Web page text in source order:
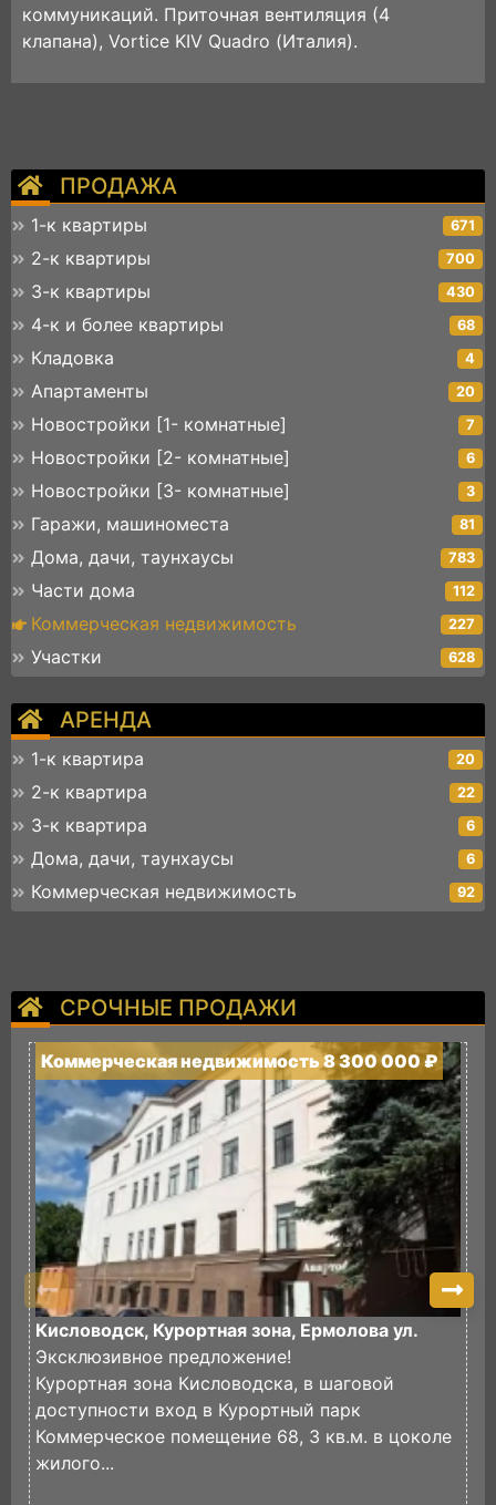
ПРОДАЖА
1-к квартиры 671
2-к квартиры 700
3-к квартиры 430
4-к и более квартиры 68
Кладовка 4
Апартаменты 20
Новостройки [1- комнатные] 7
Новостройки [2- комнатные] 6
Новостройки [3- комнатные] 3
Гаражи, машиноместа 81
Дома, дачи, таунхаусы 783
Части дома 112
Коммерческая недвижимость 227
Участки 628
АРЕНДА
1-к квартира 20
2-к квартира 22
3-к квартира 6
Дома, дачи, таунхаусы 6
Коммерческая недвижимость 92
коммуникаций. Приточная вентиляция (4
клапана), Vortice KIV Quadro (Италия).
СРОЧНЫЕ ПРОДАЖИ
Коммерческая недвижимость 8 300 000 ₽
Кисловодск, Курортная зона, Ермолова ул.
Эксклюзивное предложение!
Курортная зона Кисловодска, в шаговой
доступности вход в Курортный парк
Коммерческое помещение 68, 3 кв.м. в цоколе
жилого...